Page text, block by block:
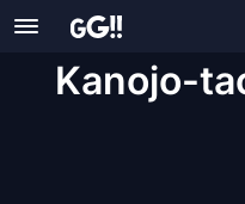
Kanojo-